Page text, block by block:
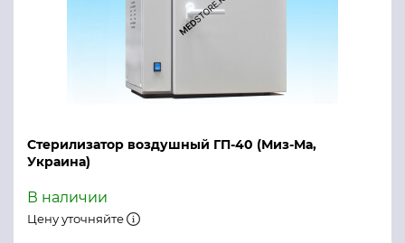
Стерилизатор воздушный ГП-40 (Миз-Ма,
Украина)
В наличии
Цену уточняйте